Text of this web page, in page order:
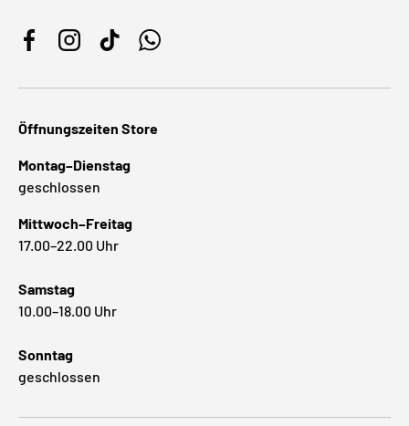
FacebookInstagramTikTokWhatsApp
Öffnungszeiten Store
Montag–Dienstag
geschlossen
Mittwoch–Freitag
17.00–22.00 Uhr
Samstag
10.00–18.00 Uhr
Sonntag
geschlossen